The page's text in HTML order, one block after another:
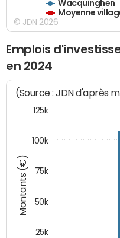
Wacquinghen
Moyenne
© JDN 2026
Emplois
en 2024
Montants (€)
(Source : JDN d'après
25k
50k
75k
100k
125k